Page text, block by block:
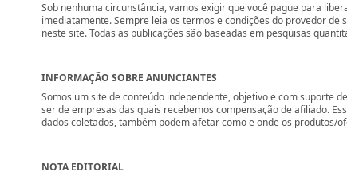
Sob nenhuma circunstância, vamos exigir que você pague para
imediatamente. Sempre leia os termos e condições do provedor
neste site. Todas as publicações são baseadas em pesquisas
INFORMAÇÃO SOBRE ANUNCIANTES
Somos um site de conteúdo independente, objetivo e com suporte
ser de empresas das quais recebemos compensação de afiliado.
dados coletados, também podem afetar como e onde os produtos/
NOTA EDITORIAL